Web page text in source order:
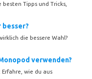
Tipps und Tricks,
besser?
die bessere Wahl?
verwenden?
wie du aus